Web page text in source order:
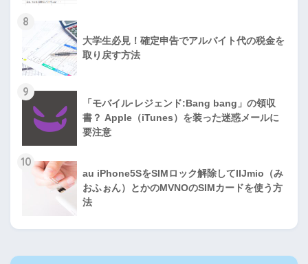
8
大学生必見！確定申告でアルバイト代の税金を
取り戻す方法
9
「モバイル·レジェンド:Bang bang」の領収
書？ Apple（iTunes）を装った迷惑メールに
要注意
10
au iPhone5SをSIMロック解除してIIJmio（み
おふぉん）とかのMVNOのSIMカードを使う方
法